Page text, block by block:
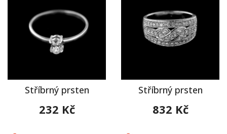
Stříbrný prsten
232 Kč
Stříbrný prsten
832 Kč